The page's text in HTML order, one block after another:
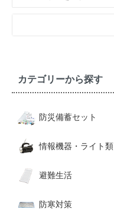
カテゴリーから探す
防災備蓄セット
情報機器・ライト類
避難生活
防寒対策